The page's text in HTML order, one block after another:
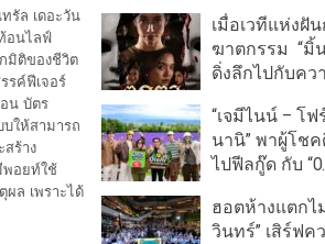
รัล เดอะวัน
อนไลฟ์
มิติของชีวิต
รค์ฟีเจอร์
น บัตร
ให้สามารถ
ร้าง
พอยท์ใช้
ล เพราะได้
เมื่อเวทีแห่งฝั
ฆาตกรรม “มิ้
ดิ่งลึกไปกับคว
“เจมีไนน์ – โฟ
นานิ” พาผู้โช
ไปฟีลกู๊ด กับ
ฮอตห้างแตกไ
วินทร์” เสิร์ฟ